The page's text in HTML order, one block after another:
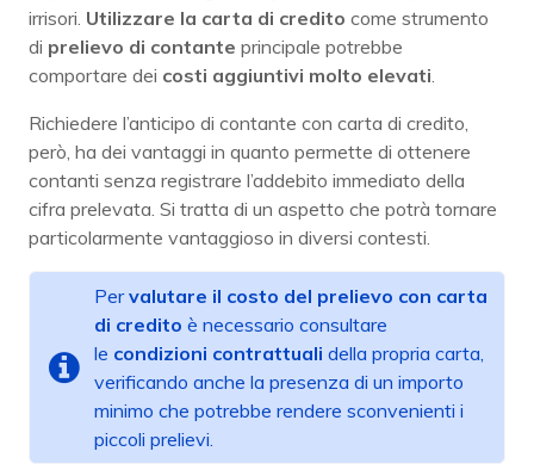
irrisori. Utilizzare la carta di credito come strumento
di prelievo di contante principale potrebbe
comportare dei costi aggiuntivi molto elevati
Richiedere l’anticipo di contante con carta di credito,
però, ha dei vantaggi in quanto permette di ottenere
contanti senza registrare l’addebito immediato della
cifra prelevata. Si tratta di un aspetto che potrà tornare
particolarmente vantaggioso in diversi contesti.
Pervalutare il costo del prelievo con carta
di credito è necessario consultare
le condizioni contrattuali della propria carta,
verificando anche la presenza di un importo
minimo che potrebbe rendere sconvenienti i
piccoli prelievi.